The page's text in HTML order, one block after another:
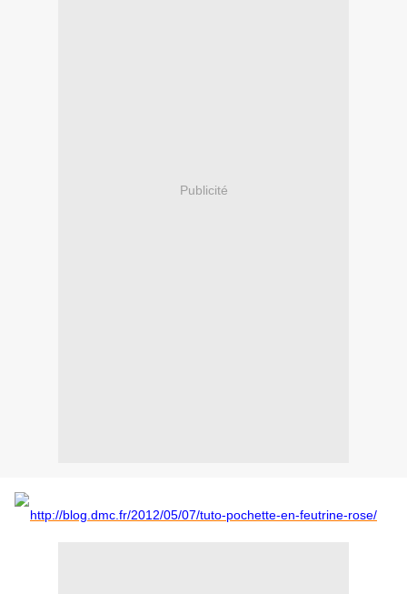
Publicité
http://blog.dmc.fr/2012/05/07/tuto-pochette-en-feutrine-rose/